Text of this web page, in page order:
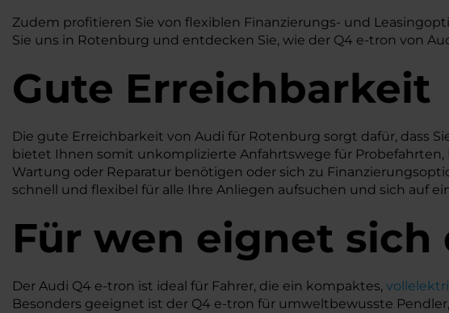
Zudem profitieren Sie von flexiblen Finanzierungs- und
Sie uns in Rotenburg und entdecken Sie, wie der Q4 e-tron von
Gute Erreichbarkeit
Die gute Erreichbarkeit von Audi für Rotenburg sorgt dafür, dass
bietet Ihnen somit unkomplizierte Anfahrtswege für
Wartung oder Reparatur benötigen oder sich zu
schnell und flexibel für alle Ihre Anliegen aufsuchen und sich auf
Für wen eignet
Der Audi Q4 e-tron ist ideal für Fahrer, die ein kompaktes,
Besonders geeignet ist der Q4 e-tron für umweltbewusste